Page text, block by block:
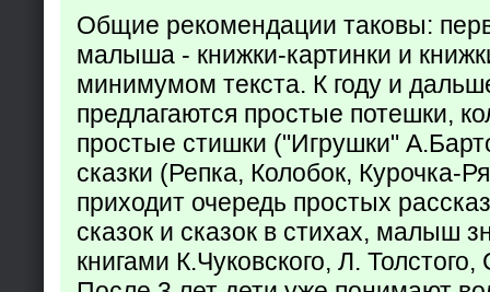
Общие рекомендации таковы:
малыша - книжки-картинки и
минимумом текста. К году и
предлагаются простые потешки,
простые стишки ("Игрушки"
сказки (Репка, Колобок, Курочка-
приходит очередь простых
сказок и сказок в стихах, малыш
книгами К.Чуковского, Л.